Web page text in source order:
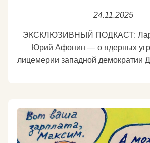
24.11.2025
ЭКСКЛЮЗИВНЫЙ ПОДКАСТ:
Юрий Афонин — о ядерных
лицемерии западной демократии Доступна полная
противодействию коррупции,
КПРФ Юрия Афонина. Беседа прошла в рамках
медиафорума Международного